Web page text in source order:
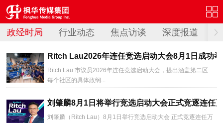
政经时局 行业动态 焦点访谈 深度报道
Ritch Lau2026年连任竞选启动大会8月1日成功
Ritch Lau 市议员2026年连任竞选启动大会，提出涵盖第二区
每个社区的具体政纲...
刘肇麟8月1日将举行竞选启动大会正式竞逐连任
刘肇麟（Ritch Lau）8月1日举行竞选启动大会 正式竞逐连任万